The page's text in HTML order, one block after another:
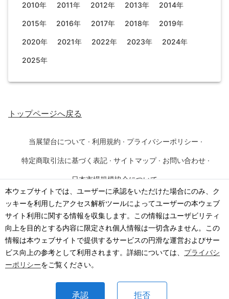
本ウェブサイトでは、ユーザーに承認をいただけた場合にのみ、ク
ッキーを利用したアクセス解析ツールによってユーザーの本ウェブ
サイト利用に関する情報を収集します。この情報はユーザビリティ
向上を目的とする内容に限定され個人情報は一切含みません。この
情報は本ウェブサイトで提供するサービスの円滑な運営およびサー
ビス向上の参考として利用されます。詳細については、 プライバシ
ーポリシーをご覧ください。
承認 拒否
2010年 2011年 2012年 2013年 2014年
2015年 2016年 2017年 2018年 2019年
2020年 2021年 2022年 2023年 2024年
2025年
トップページへ戻る
当展望台について · 利用規約 · プライバシーポリシー ·
特定商取引法に基づく表記 · サイトマップ · お問い合わせ ·
日本市場規模協会について
©2026· 一般社団法人 日本市場規模協会